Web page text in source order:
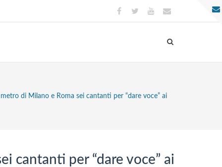
di Milano e Roma sei cantanti per “dare voce” ai
cantanti per “dare voce” ai